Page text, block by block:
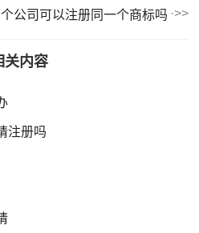
公司可以注册同一个商标吗
关内容
注册吗